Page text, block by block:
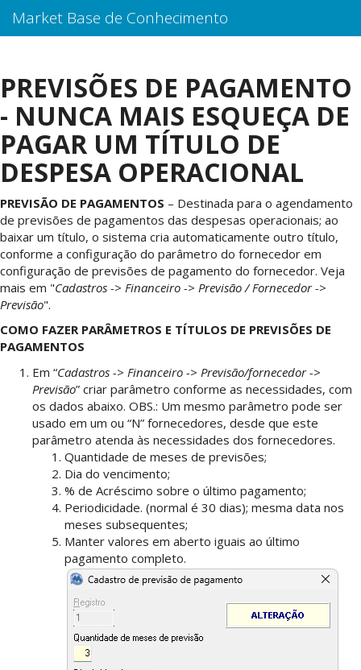
Market Base de Conhecimento
PREVISÕES DE PAGAMENTO
- NUNCA MAIS ESQUEÇA DE
PAGAR UM TÍTULO DE
DESPESA OPERACIONAL
PREVISÃO DE PAGAMENTOS – Destinada para o agendamento
de previsões de pagamentos das despesas operacionais; ao
baixar um título, o sistema cria automaticamente outro título,
conforme a configuração do parâmetro do fornecedor em
configuração de previsões de pagamento do fornecedor. Veja
mais em "Cadastros -> Financeiro -> Previsão / Fornecedor ->
Previsão".
COMO FAZER PARÂMETROS E TÍTULOS DE PREVISÕES DE
PAGAMENTOS
Em “Cadastros -> Financeiro -> Previsão/fornecedor ->
Previsão” criar parâmetro conforme as necessidades, com
os dados abaixo. OBS.: Um mesmo parâmetro pode ser
usado em um ou “N” fornecedores, desde que este
parâmetro atenda às necessidades dos fornecedores.
Quantidade de meses de previsões;
Dia do vencimento;
% de Acréscimo sobre o último pagamento;
Periodicidade. (normal é 30 dias); mesma data nos
meses subsequentes;
Manter valores em aberto iguais ao último
pagamento completo.